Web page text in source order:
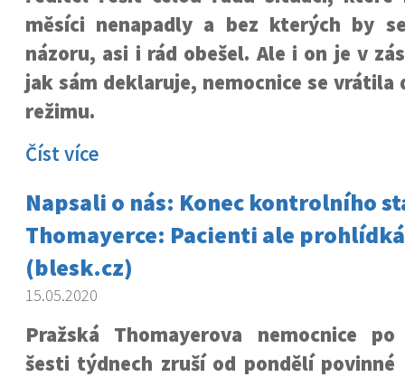
měsíci nenapadly a bez kterých by
názoru, asi i rád obešel. Ale i on je v
jak sám deklaruje, nemocnice se vrátila
režimu.
Číst více
Napsali o nás: Konec kontrolního
Thomayerce: Pacienti ale
(blesk.cz)
15.05.2020
Pražská Thomayerova nemocnice po
šesti týdnech zruší od pondělí povinné